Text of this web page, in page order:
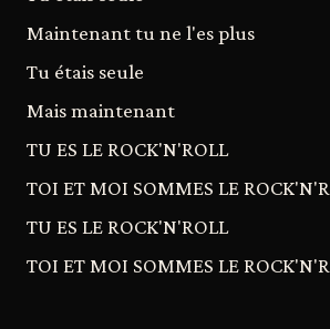
Maintenant tu ne l'es plus
Tu étais seule
Mais maintenant
TU ES LE ROCK'N'ROLL
TOI ET MOI SOMMES LE
TU ES LE ROCK'N'ROLL
TOI ET MOI SOMMES LE